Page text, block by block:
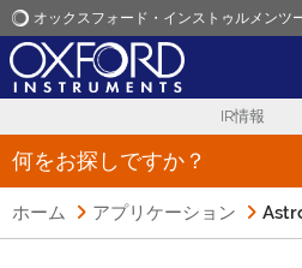
オックスフォード・インストゥルメンツ
オックスフォード・イ
アプリケ
プロダ
IR情報
何をお探しですか？
ホーム アプリケーション